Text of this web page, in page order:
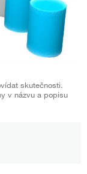
skutečnosti.
v názvu a popisu